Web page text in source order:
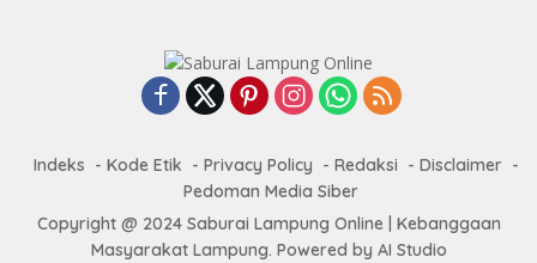
Indeks Kode Etik Privacy Policy Redaksi
Disclaimer
Pedoman Media Siber
Copyright @ 2024 Saburai Lampung Online | Kebanggaan
Masyarakat Lampung. Powered by AI Studio